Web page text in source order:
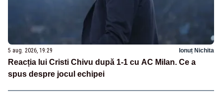
5 aug. 2026, 19:29 Ionuț Nichita
Reacția lui Cristi Chivu după 1-1 cu AC Milan. Ce a
spus despre jocul echipei